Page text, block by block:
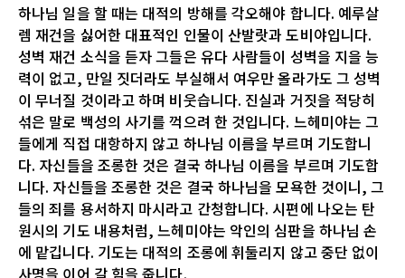
하나님 일을 할 때는 대적의 방해를 각오해야 합니다. 예루살
렘 재건을 싫어한 대표적인 인물이 산발랏과 도비야입니다.
성벽 재건 소식을 듣자 그들은 유다 사람들이 성벽을 지을 능
력이 없고, 만일 짓더라도 부실해서 여우만 올라가도 그 성벽
이 무너질 것이라고 하며 비웃습니다. 진실과 거짓을 적당히
섞은 말로 백성의 사기를 꺽으려 한 것입니다. 느헤미야는 그
들에게 직접 대항하지 않고 하나님 이름을 부르며 기도합니
다. 자신들을 조롱한 것은 결국 하나님 이름을 부르며 기도합
니다. 자신들을 조롱한 것은 결국 하나님을 모욕한 것이니, 그
들의 죄를 용서하지 마시라고 간청합니다. 시편에 나오는 탄
원시의 기도 내용처럼, 느헤미야는 악인의 심판을 하나님 손
에 맡깁니다. 기도는 대적의 조롱에 휘둘리지 않고 중단 없이
사명을 이어 갈 힘을 줍니다.